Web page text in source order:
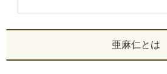
亜麻仁とは